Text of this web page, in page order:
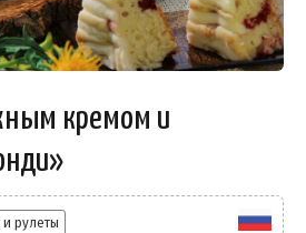
кремом и
рулеты